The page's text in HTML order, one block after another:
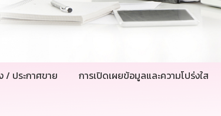
/ ประกาศขาย การเปิดเผยข้อมูลและความโปร่งใส